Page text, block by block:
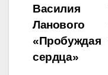
Василия
Ланового
«Пробуждая
сердца»